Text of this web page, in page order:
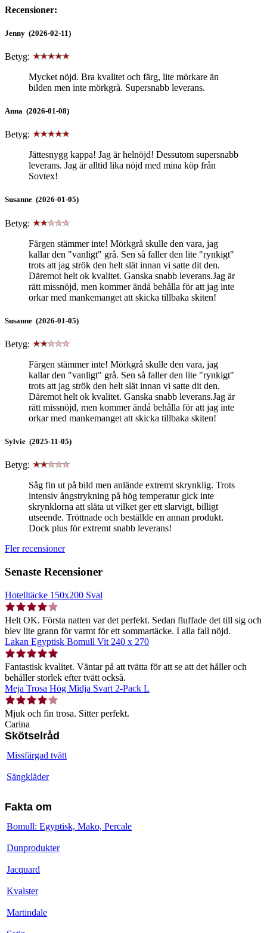
Recensioner:
Jenny (2026-02-11)
Betyg:
Mycket nöjd. Bra kvalitet och färg, lite mörkare än
bilden men inte mörkgrå. Supersnabb leverans.
Anna (2026-01-08)
Betyg:
Jättesnygg kappa! Jag är helnöjd! Dessutom supersnabb
leverans. Jag är alltid lika nöjd med mina köp från
Sovtex!
Susanne (2026-01-05)
Betyg:
Färgen stämmer inte! Mörkgrå skulle den vara, jag
kallar den "vanligt" grå. Sen så faller den lite "rynkigt"
trots att jag strök den helt slät innan vi satte dit den.
Däremot helt ok kvalitet. Ganska snabb leverans.Jag är
rätt missnöjd, men kommer ändå behålla för att jag inte
orkar med mankemanget att skicka tillbaka skiten!
Susanne (2026-01-05)
Betyg:
Färgen stämmer inte! Mörkgrå skulle den vara, jag
kallar den "vanligt" grå. Sen så faller den lite "rynkigt"
trots att jag strök den helt slät innan vi satte dit den.
Däremot helt ok kvalitet. Ganska snabb leverans.Jag är
rätt missnöjd, men kommer ändå behålla för att jag inte
orkar med mankemanget att skicka tillbaka skiten!
Sylvie (2025-11-05)
Betyg:
Såg fin ut på bild men anlände extremt skrynklig. Trots
intensiv ångstrykning på hög temperatur gick inte
skrynklorna att släta ut vilket ger ett slarvigt, billigt
utseende. Tröttnade och beställde en annan produkt.
Dock plus för extremt snabb leverans!
Fler recensioner
Senaste Recensioner
Hotelltäcke 150x200 Sval
Helt OK. Första natten var det perfekt. Sedan fluffade det till sig och
blev lite grann för varmt för ett sommartäcke. I alla fall nöjd.
Lakan Egyptisk Bomull Vit 240 x 270
Fantastisk kvalitet. Väntar på att tvätta för att se att det håller och
behåller storlek efter tvätt också.
Meja Trosa Hög Midja Svart 2-Pack L
Mjuk och fin trosa. Sitter perfekt.
Carina
Skötselråd
Missfärgad tvätt
Sängkläder
Fakta om
Bomull: Egyptisk, Mako, Percale
Dunprodukter
Jacquard
Kvalster
Martindale